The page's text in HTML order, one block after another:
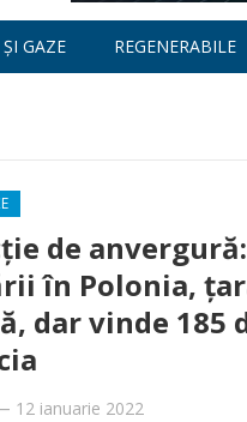
GAZE REGENERABILE
de
în Polonia,
dar vinde 185
12 ianuarie 2022